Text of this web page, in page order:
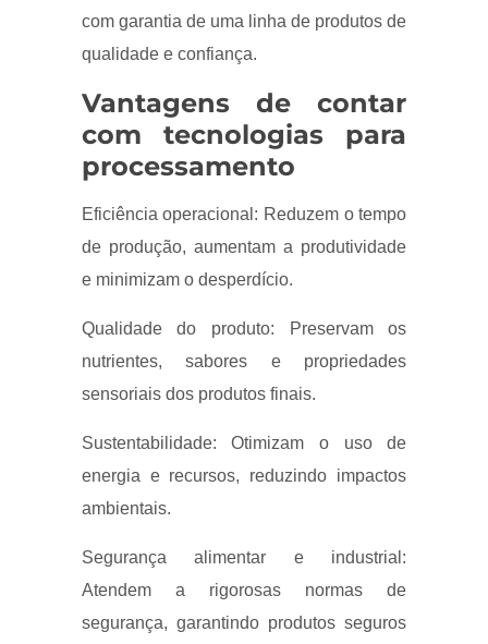
com garantia de uma linha de produtos de
qualidade e confiança.
Vantagens de contar
com tecnologias para
processamento
Eficiência operacional: Reduzem o tempo
de produção, aumentam a produtividade
e minimizam o desperdício.
Qualidade do produto: Preservam os
nutrientes, sabores e propriedades
sensoriais dos produtos finais.
Sustentabilidade: Otimizam o uso de
energia e recursos, reduzindo impactos
ambientais.
Segurança alimentar e industrial:
Atendem a rigorosas normas de
segurança, garantindo produtos seguros